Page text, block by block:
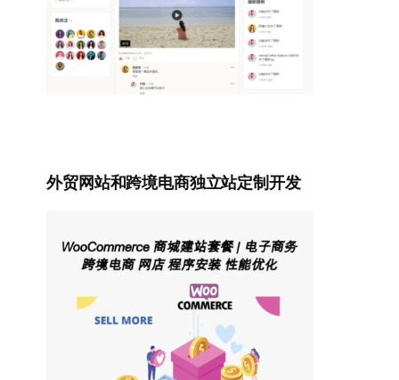
外贸网站和跨境电商独立站定制开发